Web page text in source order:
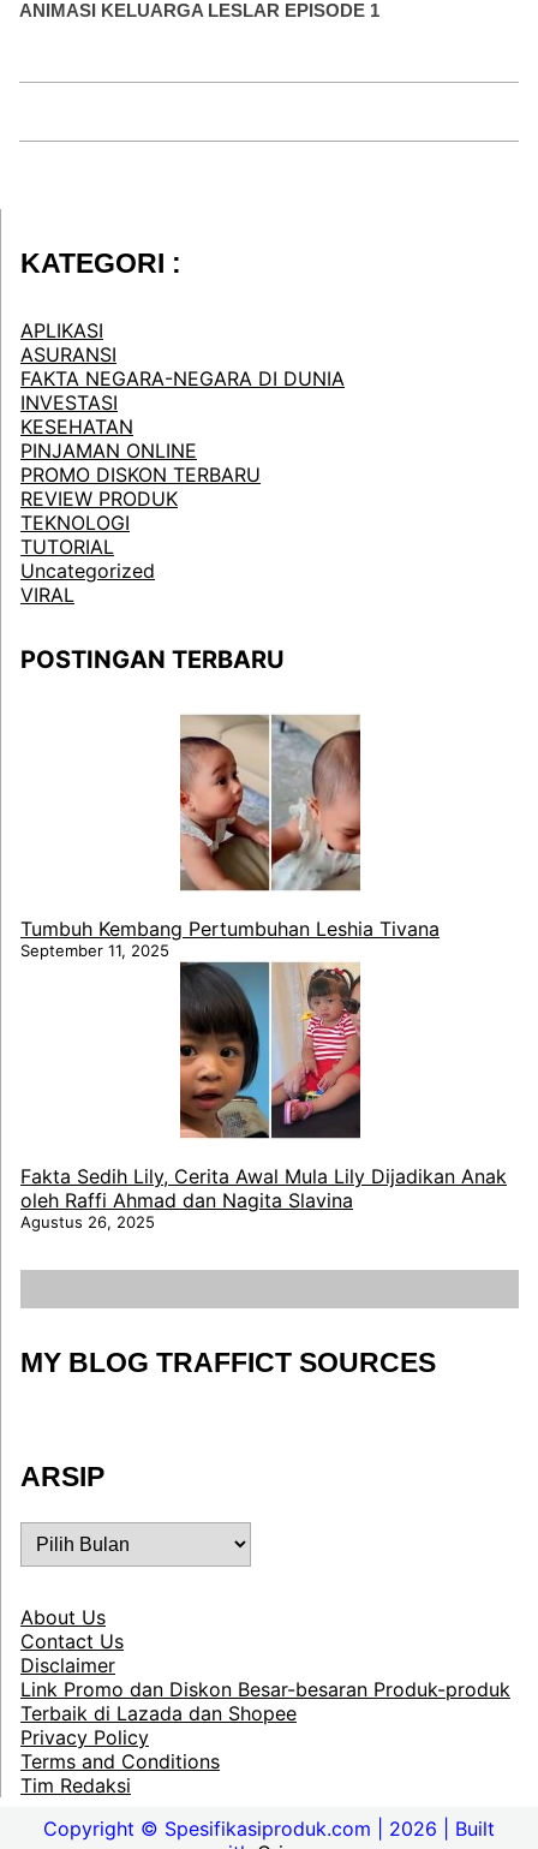
ANIMASI KELUARGA LESLAR EPISODE 1
KATEGORI :
APLIKASI
ASURANSI
FAKTA NEGARA-NEGARA DI DUNIA
INVESTASI
KESEHATAN
PINJAMAN ONLINE
PROMO DISKON TERBARU
REVIEW PRODUK
TEKNOLOGI
TUTORIAL
Uncategorized
VIRAL
POSTINGAN TERBARU
Tumbuh Kembang Pertumbuhan Leshia Tivana
September 11, 2025
Fakta Sedih Lily, Cerita Awal Mula Lily Dijadikan Anak
oleh Raffi Ahmad dan Nagita Slavina
Agustus 26, 2025
MY BLOG TRAFFICT SOURCES
ARSIP
ARSIP
About Us
Contact Us
Disclaimer
Link Promo dan Diskon Besar-besaran Produk-produk
Terbaik di Lazada dan Shopee
Privacy Policy
Terms and Conditions
Tim Redaksi
Copyright © Spesifikasiproduk.com | 2026 | Built